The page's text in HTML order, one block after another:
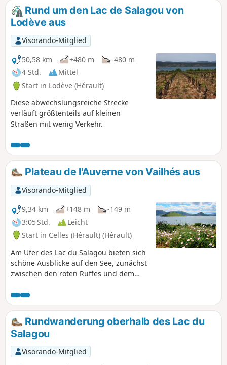
Rund um den Lac de Salagou von
Lodève aus
Visorando-Mitglied
50,58 km
+480 m
-480 m
4 Std.
Mittel
Start in Lodève (Hérault)
Diese abwechslungsreiche Strecke
verläuft größtenteils auf kleinen
Straßen mit wenig Verkehr.
Plateau de l'Auverne von Vailhés aus
Visorando-Mitglied
9,34 km
+148 m
-149 m
3:05 Std.
Leicht
Start in Celles (Hérault) (Hérault)
Am Ufer des Lac du Salagou bieten sich
schöne Ausblicke auf den See, zunächst
zwischen den roten Ruffes und dem
Balkon am Rande des Plateaus von
Auverne aus.
Rundwanderung oberhalb des Lac du
Salagou
Visorando-Mitglied